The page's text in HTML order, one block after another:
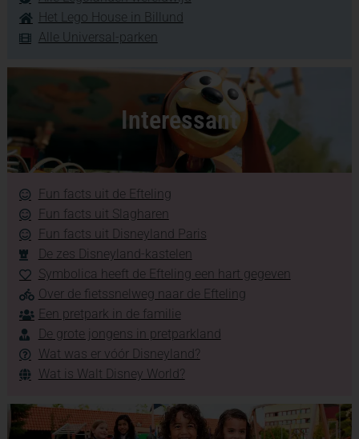
Het Lego House in Billund
Alle Universal-parken
Interessant
Fun facts uit de Efteling
Fun facts uit Slagharen
Fun facts uit Disneyland Paris
De zes Disneyland-kastelen
Symbolica heeft de Efteling een hart gegeven
Over de fietssnelweg naar de Efteling
Een pretpark in de familie
De grote jongens in pretparkland
Wat was er vóór Disneyland?
Wat is Walt Disney World?